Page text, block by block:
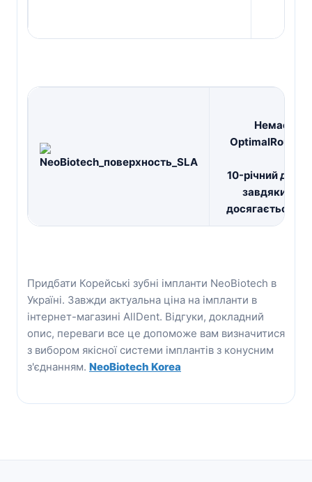
Немає
10-річний
завдяки
досягається
Придбати Корейські зубні імпланти NeoBiotech в
Україні. Завжди актуальна ціна на імпланти в
інтернет-магазині AllDent. Відгуки, докладний
опис, переваги все це допоможе вам визначитися
з вибором якісної системи імплантів з конусним
з'єднанням. NeoBiotech Korea